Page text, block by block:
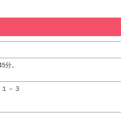
。
－３